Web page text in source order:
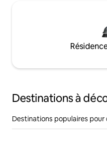
Destinations à
Destinations populaires pour